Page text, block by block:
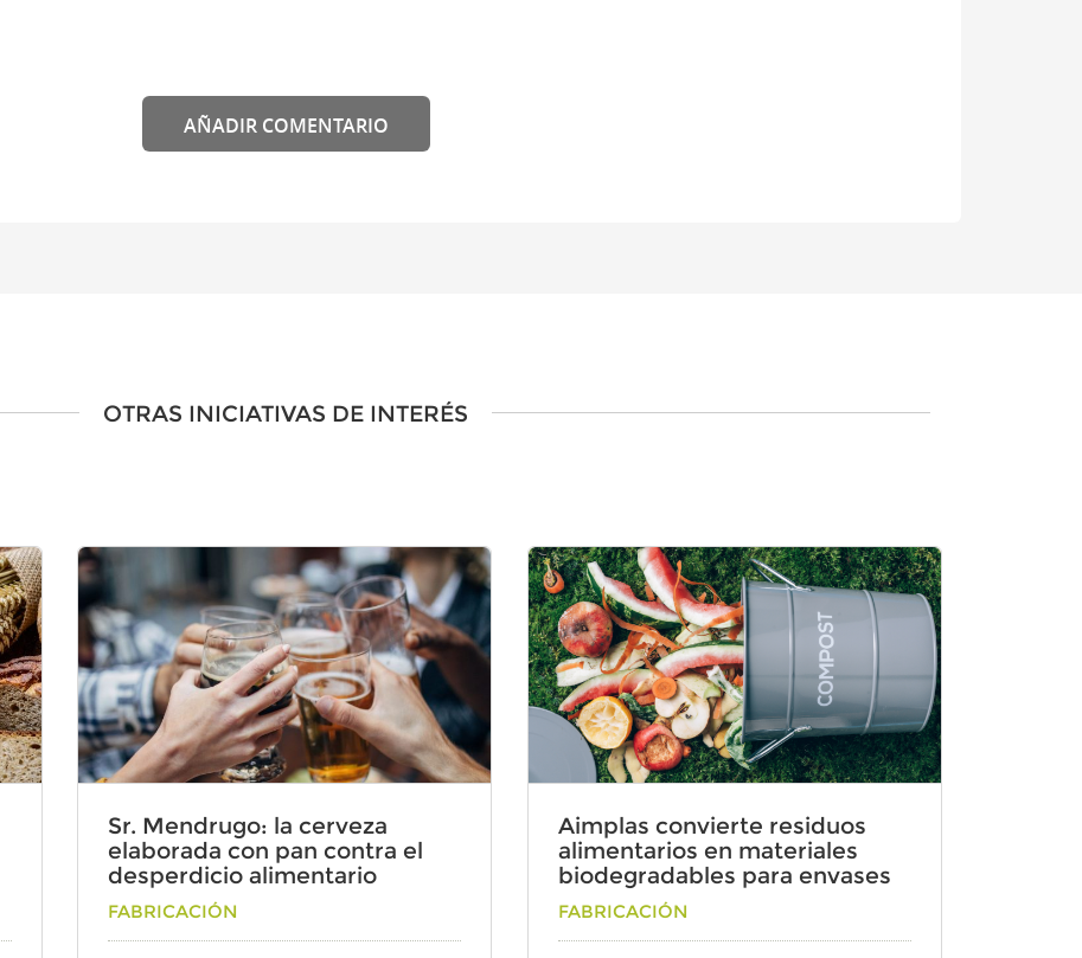
AÑADIR COMENTARIO
OTRAS INICIATIVAS DE INTERÉS
Sr. Mendrugo: la cerveza
elaborada con pan contra el
desperdicio alimentario
Por
FABRICACIÓN
Aimplas convierte residuos
alimentarios en materiales
biodegradables para envases
Por
FABRICACIÓN